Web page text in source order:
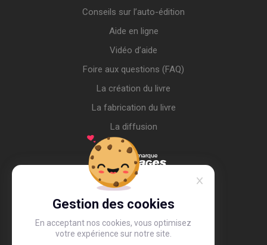
Gestion des cookies
En acceptant nos cookies, vous optimisez
votre expérience sur notre site.
Conseils sur l’auto-édition
Aide en ligne
Vidéo d’aide
Foire aux questions (FAQ)
La création du livre
La fabrication du livre
La diffusion